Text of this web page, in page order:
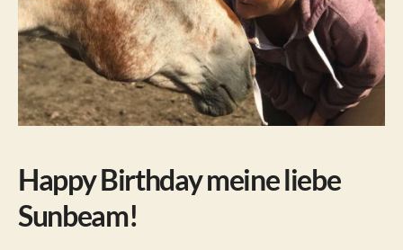
Happy Birthday meine liebe
Sunbeam!